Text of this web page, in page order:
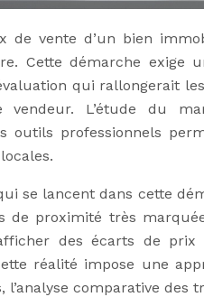
de vente d’un bien
Cette démarche exige
qui rallongerait
vendeur. L’étude du
outils professionnels
se lancent dans cette
de proximité très
des écarts de
réalité impose une
l’analyse comparative